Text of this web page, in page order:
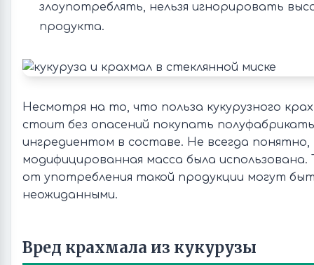
злоупотреблять, нельзя игнорировать
продукта.
Несмотря на то, что польза кукурузного
стоит без опасений покупать
ингредиентом в составе. Не всегда понятно,
модифицированная масса была использована.
от употребления такой продукции могут
неожиданными.
Вред крахмала из кукурузы